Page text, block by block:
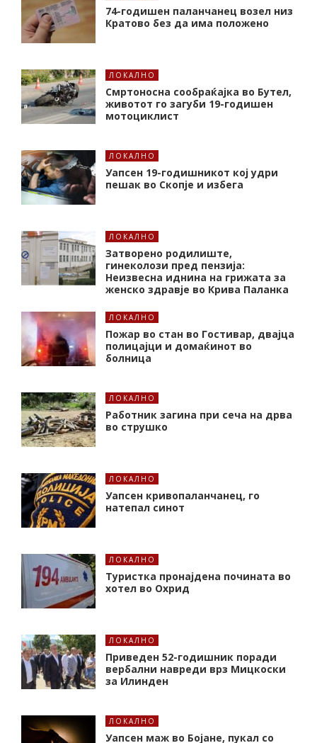
74-годишен паланчанец возел низ
Кратово без да има положено
ЛОКАЛНО
Смртоносна сообраќајка во Бутел,
животот го загуби 19-годишен
мотоциклист
ЛОКАЛНО
Уапсен 19-годишникот кој удри
пешак во Скопје и избега
ЛОКАЛНО
Затворено родилиште,
гинеколози пред пензија:
Неизвесна иднина на грижата за
женско здравје во Крива Паланка
ЛОКАЛНО
Пожар во стан во Гостивар, двајца
полицајци и домаќинот во
болница
ЛОКАЛНО
Работник загина при сеча на дрва
во струшко
ЛОКАЛНО
Уапсен кривопаланчанец, го
натепал синот
ЛОКАЛНО
Туристка пронајдена почината во
хотел во Охрид
ЛОКАЛНО
Приведен 52-годишник поради
вербални навреди врз Мицкоски
за Илинден
ЛОКАЛНО
Уапсен маж во Бојане, пукал со